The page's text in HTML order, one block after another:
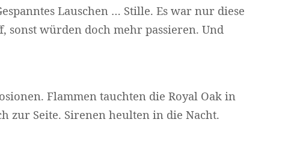
Lauschen … Stille. Es war nur diese
sonst würden doch mehr passieren. Und
Flammen tauchten die Royal Oak in
zur Seite. Sirenen heulten in die Nacht.